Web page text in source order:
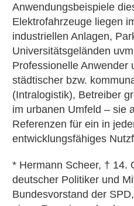
Anwendungsbeispiele
Elektrofahrzeuge liegen
industriellen Anlagen,
Universitätsgeländen
Professionelle Anwender
städtischer bzw.
(Intralogistik), Betreiber
im urbanen Umfeld – sie
Referenzen für ein in
entwicklungsfähiges
* Hermann Scheer, † 14.
deutscher Politiker und
Bundesvorstand der